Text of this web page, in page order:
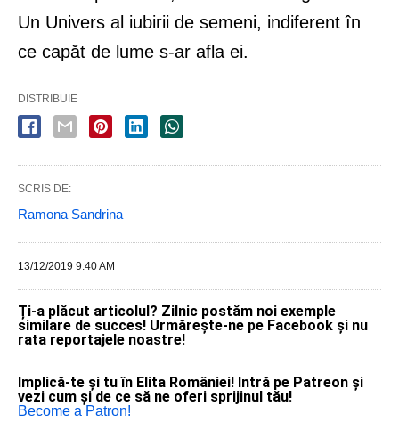
Un Univers al iubirii de semeni, indiferent în
ce capăt de lume s-ar afla ei.
DISTRIBUIE
SCRIS DE:
Ramona Sandrina
13/12/2019 9:40 AM
Ți-a plăcut articolul? Zilnic postăm noi exemple
similare de succes! Urmărește-ne pe Facebook și nu
rata reportajele noastre!
Implică-te și tu în Elita României! Intră pe Patreon și
vezi cum și de ce să ne oferi sprijinul tău!
Become a Patron!